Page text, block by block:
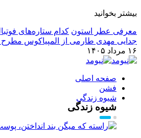
بیشتر بخوانید
معرفی عطر استون کدام ستاره‌های
جدایی مهدی طارمی از المپیاکوس
۱۶ مرداد ۱۴۰۵
صفحه اصلی
فشن
شیوه زندگی
شیوه زندگی